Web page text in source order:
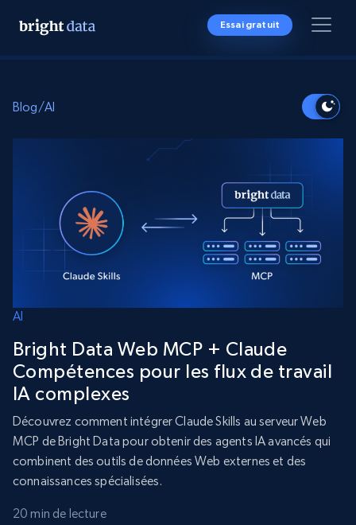
Essai gratuit
Blog/AI
AI
Bright Data Web MCP + Claude
Compétences pour les flux de travail
IA complexes
Découvrez comment intégrer Claude Skills au serveur Web
MCP de Bright Data pour obtenir des agents IA avancés qui
combinent des outils de données Web externes et des
connaissances spécialisées.
20 min de lecture